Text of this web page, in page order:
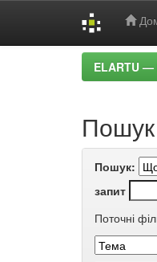
ELARTU —
Пошук
Пошук:
запит
Поточні